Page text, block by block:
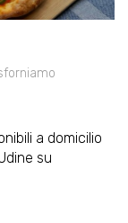
a domicilio
su